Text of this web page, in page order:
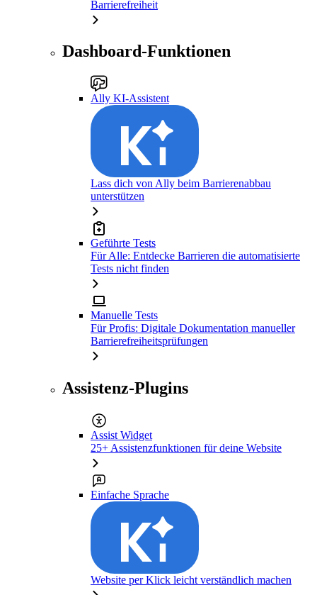
Barrierefreiheit
Dashboard-Funktionen
Ally KI-Assistent
Lass dich von Ally beim Barrierenabbau
unterstützen
Geführte Tests
Für Alle: Entdecke Barrieren die automatisierte
Tests nicht finden
Manuelle Tests
Für Profis: Digitale Dokumentation manueller
Barrierefreiheitsprüfungen
Assistenz-Plugins
Assist Widget
25+ Assistenzfunktionen für deine Website
Einfache Sprache
Website per Klick leicht verständlich machen